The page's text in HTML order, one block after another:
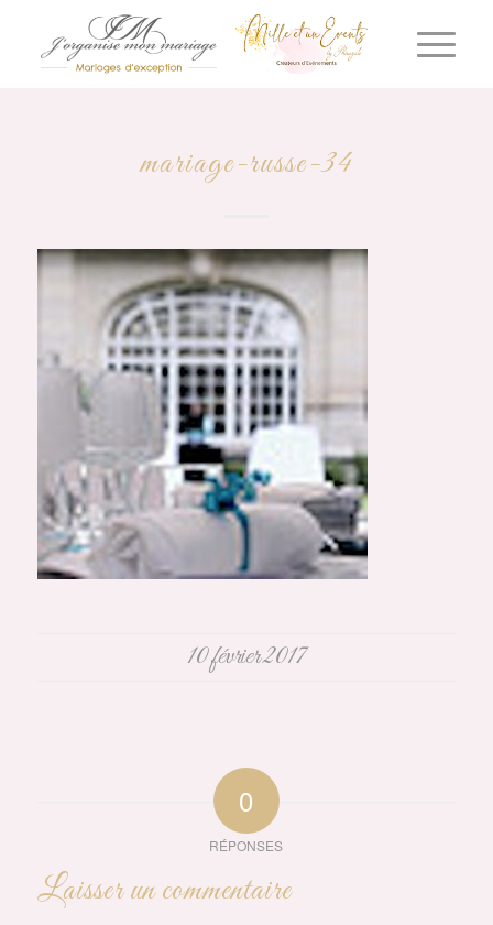
mariage-russe-34
10 février 2017
0
RÉPONSES
Laisser un commentaire